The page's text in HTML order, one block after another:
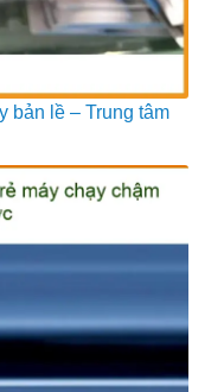
bản lề – Trung tâm